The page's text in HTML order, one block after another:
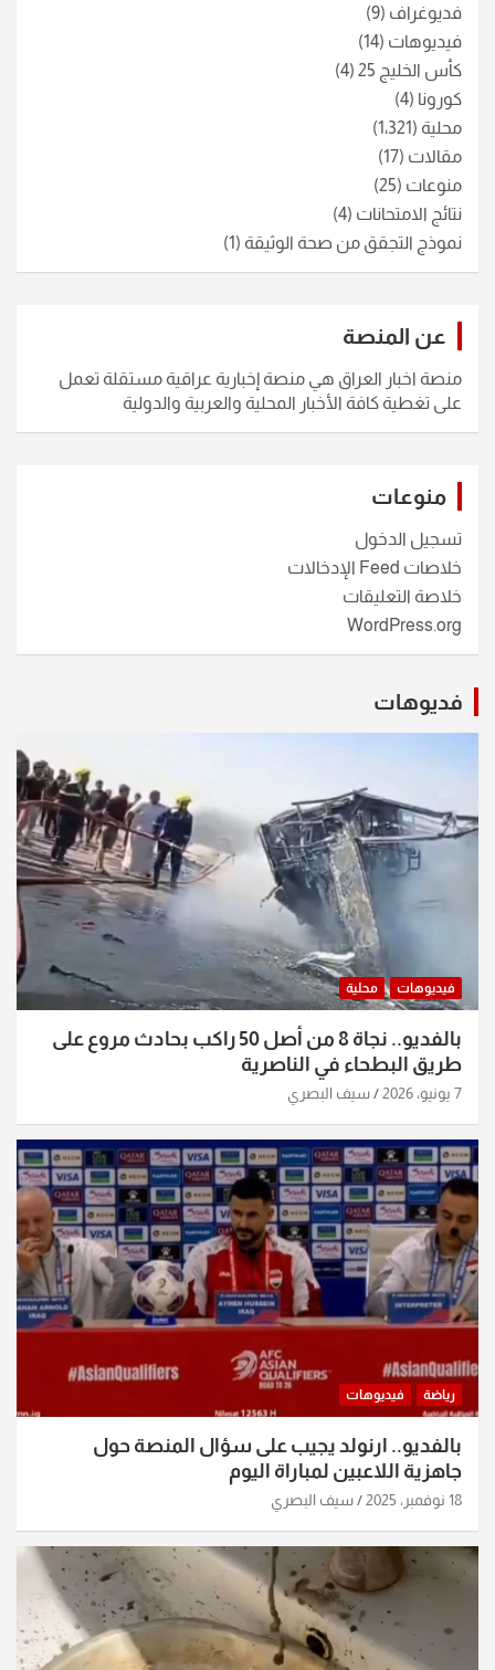
فديوغراف (9)
فيديوهات (14)
كأس الخليج 25
(4)
كورونا (4)
محلية (1٬321)
مقالات (17)
منوعات (25)
نتائج الامتحانات (4)
نموذج التجقق من صحة الوثيقة (1)
عن المنصة
منصة اخبار العراق هي منصة إخبارية عراقية مستقلة تعمل
على تغطية كافة الأخبار المحلية والعربية والدولية
منوعات
تسجيل الدخول
خلاصات Feed الإدخالات
خلاصة التعليقات
WordPress.org
فديوهات
فيديوهات محلية
بالفديو.. نجاة 8 من أصل 50 راكب بحادث مروع على
طريق البطحاء في الناصرية
7 يونيو، 2026 سيف البصري
رياضة فيديوهات
بالفديو.. ارنولد يجيب على سؤال المنصة حول
جاهزية اللاعبين لمباراة اليوم
18 نوفمبر، 2025 سيف البصري